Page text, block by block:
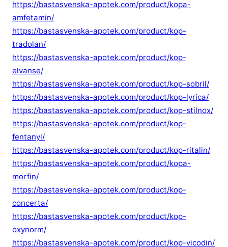
https://bastasvenska-apotek.com/product/kopa-
amfetamin/
https://bastasvenska-apotek.com/product/kop-
tradolan/
https://bastasvenska-apotek.com/product/kop-
elvanse/
https://bastasvenska-apotek.com/product/kop-sobril/
https://bastasvenska-apotek.com/product/kop-lyrica/
https://bastasvenska-apotek.com/product/kop-stilnox/
https://bastasvenska-apotek.com/product/kop-
fentanyl/
https://bastasvenska-apotek.com/product/kop-ritalin/
https://bastasvenska-apotek.com/product/kopa-
morfin/
https://bastasvenska-apotek.com/product/kop-
concerta/
https://bastasvenska-apotek.com/product/kop-
oxynorm/
https://bastasvenska-apotek.com/product/kop-vicodin/